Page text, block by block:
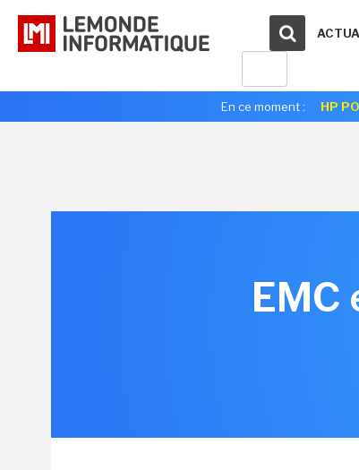
En ce moment : HP
EMC